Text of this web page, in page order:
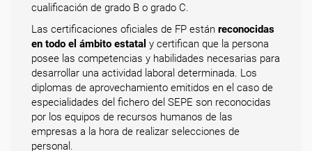
cualificación de grado B o grado C.
Las certificaciones oficiales de FP están reconocidas
en todo el ámbito estatal y certifican que la persona
posee las competencias y habilidades necesarias para
desarrollar una actividad laboral determinada. Los
diplomas de aprovechamiento emitidos en el caso de
especialidades del fichero del SEPE son reconocidas
por los equipos de recursos humanos de las
empresas a la hora de realizar selecciones de
personal.